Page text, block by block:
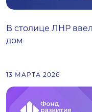
В столице ЛНР
дом
13 МАРТА 2026